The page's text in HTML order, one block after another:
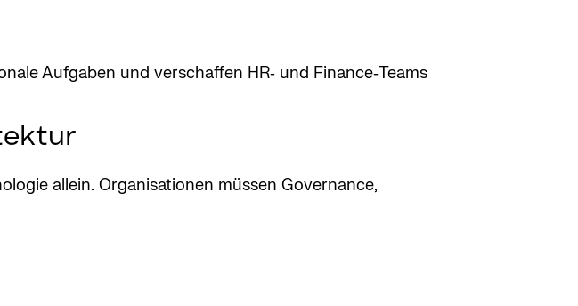
Aufgaben und verschaffen HR‑ und Finance‑Teams
allein. Organisationen müssen Governance,